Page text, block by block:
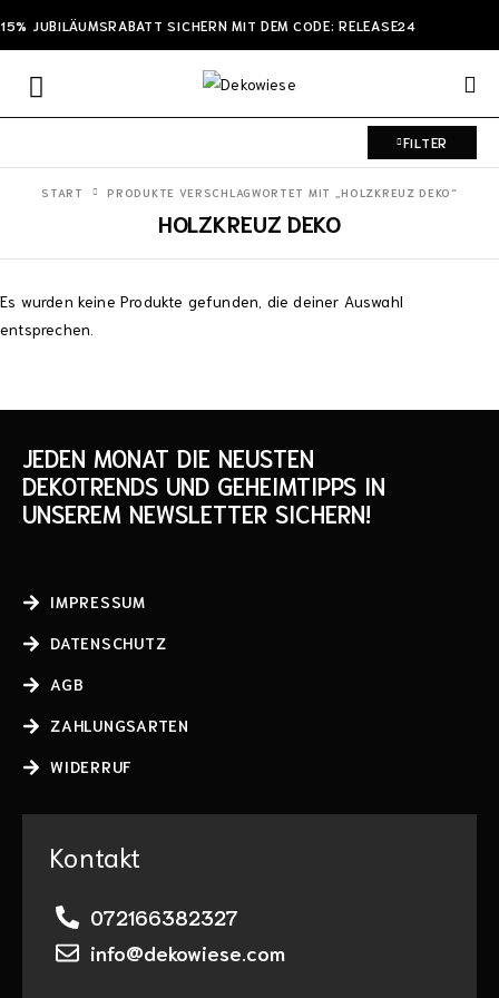
15% JUBILÄUMSRABATT SICHERN MIT DEM CODE: RELEASE24
FILTER
HOLZKREUZ DEKO
START PRODUKTE VERSCHLAGWORTET MIT „HOLZKREUZ DEKO“
Es wurden keine Produkte gefunden, die deiner Auswahl
entsprechen.
JEDEN MONAT DIE NEUSTEN
DEKOTRENDS UND GEHEIMTIPPS IN
UNSEREM NEWSLETTER SICHERN!
IMPRESSUM
DATENSCHUTZ
AGB
ZAHLUNGSARTEN
WIDERRUF
Kontakt
072166382327
info@dekowiese.com